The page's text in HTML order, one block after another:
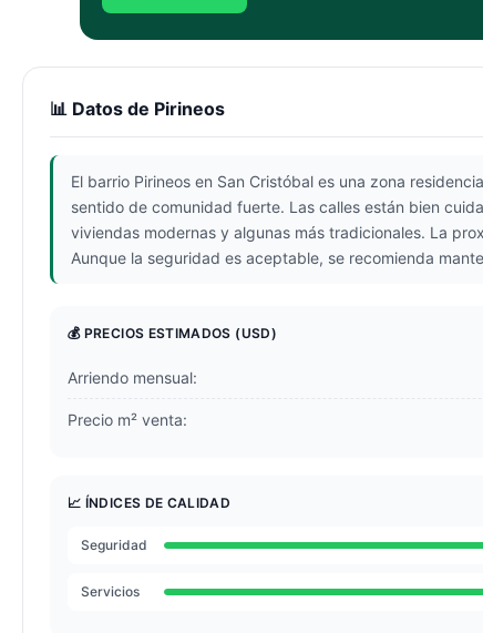
📊 Datos de Pirineos
El barrio Pirineos en San Cristóbal es una zona
sentido de comunidad fuerte. Las calles están bien
viviendas modernas y algunas más tradicionales. La
Aunque la seguridad es aceptable, se recomienda
💰 PRECIOS ESTIMADOS (USD)
Arriendo mensual:
Precio m² venta:
📈 ÍNDICES DE CALIDAD
Seguridad
Servicios